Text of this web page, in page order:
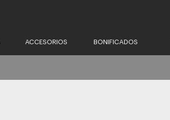
ACCESORIOS BONIFICADOS